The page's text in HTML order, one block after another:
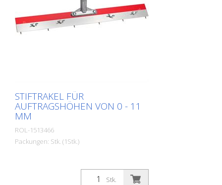
STIFTRAKEL FÜR
AUFTRAGSHÖHEN VON 0 - 11
MM
ROL-1513466
Packungen: Stk. (1Stk.)
Stk.